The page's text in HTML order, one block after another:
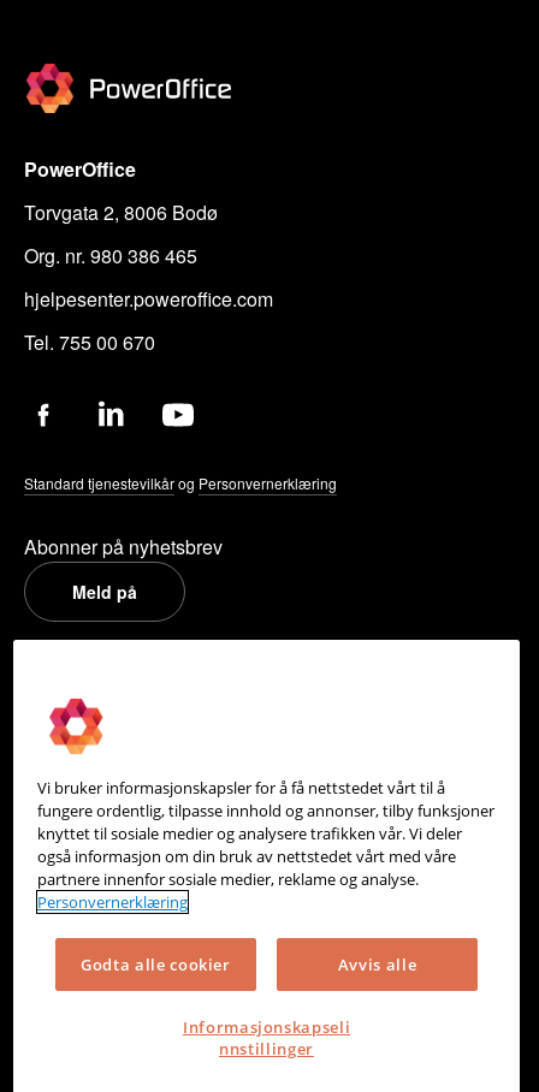
PowerOffice
Torvgata 2, 8006 Bodø
Org. nr. 980 386 465
hjelpesenter.poweroffice.com
Tel. 755 00 670
Standard tjenestevilkårog Personvernerklæring
Abonner på nyhetsbrev
Meld på
Om oss
Partneroversikt
Integrasjoner
Hjelpesenter
Kontakt oss
Personvern
Informasjonskapsler
Vi bruker informasjonskapsler for å få nettstedet vårt til å
fungere ordentlig, tilpasse innhold og annonser, tilby funksjoner
knyttet til sosiale medier og analysere trafikken vår. Vi deler
også informasjon om din bruk av nettstedet vårt med våre
partnere innenfor sosiale medier, reklame og analyse.
Personvernerklæring
Godta alle cookier Avvis alle
Informasjonskapseli
nnstillinger